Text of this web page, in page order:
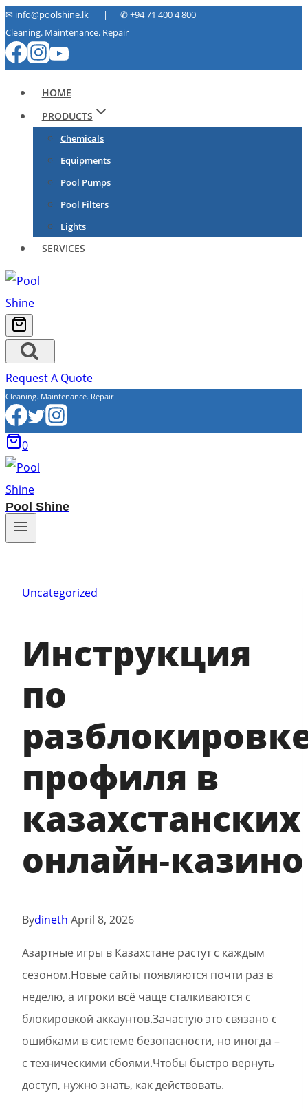
Skip
to
content
✉ info@poolshine.lk | ✆+94 71 400 4 800
Cleaning. Maintenance. Repair
HOME
PRODUCTS
Chemicals
Equipments
Pool Pumps
Pool Filters
Lights
SERVICES
Request A Quote
Cleaning. Maintenance. Repair
0
Pool Shine
Uncategorized
Инструкция
по
профиля в
казахстанских
онлайн‑казино
Bydineth April 8, 2026
Азартные игры в Казахстане растут с каждым
сезоном.Новые сайты появляются почти раз в
неделю, а игроки всё чаще сталкиваются с
блокировкой аккаунтов.Зачастую это связано с
ошибками в системе безопасности, но иногда –
с техническими сбоями.Чтобы быстро вернуть
доступ, нужно знать, как действовать.